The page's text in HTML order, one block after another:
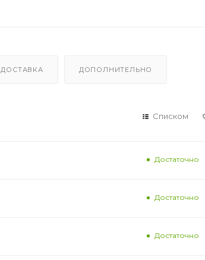
ДОСТАВКА ДОПОЛНИТЕЛЬНО
Списком
Достаточно
Достаточно
Достаточно